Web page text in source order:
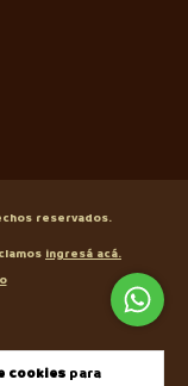
cookies para
reservados.
ingresá acá.